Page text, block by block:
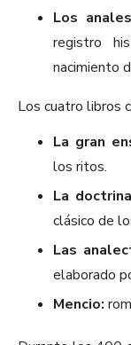
Los
registro
nacimiento
Los cuatro libros
La gran
los ritos.
La
clásico de
Las
elaborado
Mencio: